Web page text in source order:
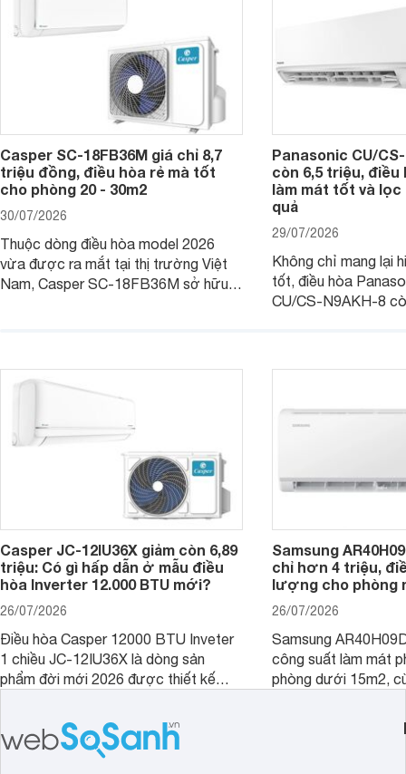
Casper SC-18FB36M giá chỉ 8,7
triệu đồng, điều hòa rẻ mà tốt
cho phòng 20 - 30m2
30/07/2026
Thuộc dòng điều hòa model 2026
vừa được ra mắt tại thị trường Việt
Nam, Casper SC-18FB36M sở hữu
nhiều tính năng và công nghệ hiện đại.
Panasonic CU/
còn 6,5 triệu, điều
làm mát tốt và lọc
quả
29/07/2026
Không chỉ mang lại
tốt, điều hòa
CU/CS-N9AKH-8
Casper JC-12IU36X giảm còn 6,89
triệu: Có gì hấp dẫn ở mẫu điều
hòa Inverter 12.000 BTU mới?
26/07/2026
Điều hòa Casper 12000 BTU Inveter
1 chiều JC-12IU36X là dòng sản
phẩm đời mới 2026 được thiết kế
có giá bán rất hợp lý.
Samsung
chỉ hơn 4 triệu,
lượng cho phòng
26/07/2026
Samsung
công suất làm mát
phòng dưới 15m2,